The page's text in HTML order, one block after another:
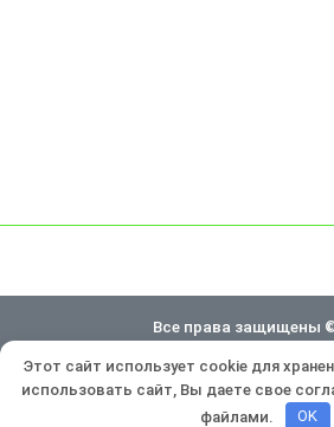
Все права защищены
Политика
Разработка и продвижение:
Этот сайт использует cookie для
использовать сайт, Вы даете свое
файлами.
OK